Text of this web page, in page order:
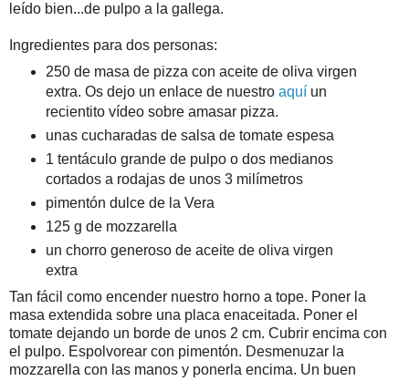
leído bien...de pulpo a la gallega.
Ingredientes para dos personas:
250 de masa de pizza con aceite de oliva virgen
extra. Os dejo un enlace de nuestroaquí un
recientito vídeo sobre amasar pizza.
unas cucharadas de salsa de tomate espesa
1 tentáculo grande de pulpo o dos medianos
cortados a rodajas de unos 3 milímetros
pimentón dulce de la Vera
125 g de mozzarella
un chorro generoso de aceite de oliva virgen
extra
Tan fácil como encender nuestro horno a tope. Poner la
masa extendida sobre una placa enaceitada. Poner el
tomate dejando un borde de unos 2 cm. Cubrir encima con
el pulpo. Espolvorear con pimentón. Desmenuzar la
mozzarella con las manos y ponerla encima. Un buen